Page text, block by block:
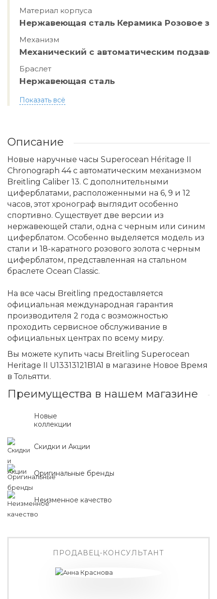
Материал корпуса
Нержавеющая сталь Керамика Розовое
Механизм
Механический с автоматическим
Браслет
Нержавеющая сталь
Показать всё
Описание
Новые наручные часы Superocean Héritage II
Chronograph 44 с автоматическим механизмом
Breitling Caliber 13. С дополнительными
циферблатами, расположенными на 6, 9 и 12
часов, этот хронограф выглядит особенно
спортивно. Существует две версии из
нержавеющей стали, одна с черным или синим
циферблатом. Особенно выделяется модель из
стали и 18-каратного розового золота с черным
циферблатом, представленная на стальном
браслете Ocean Classic.
На все часы Breitling предоставляется
официальная международная гарантия
производителя 2 года с возможностью
проходить сервисное обслуживание в
официальных центрах по всему миру.
Вы можете купить часы Breitling Superocean
Heritage II U13313121B1A1 в магазине Новое Время
в Тольятти.
Преимущества в нашем магазине
Новые
коллекции
Скидки и Акции
Оригинальные бренды
Неизменное качество
ПРОДАВЕЦ-КОНСУЛЬТАНТ